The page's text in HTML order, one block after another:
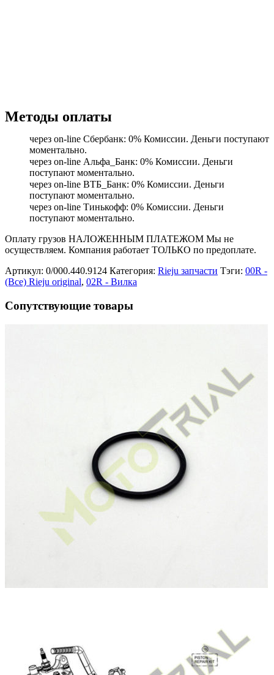
Методы оплаты
через on-line Сбербанк: 0% Комиссии. Деньги поступают
моментально.
через on-line Альфа_Банк: 0% Комиссии. Деньги
поступают моментально.
через on-line ВТБ_Банк: 0% Комиссии. Деньги
поступают моментально.
через on-line Тинькофф: 0% Комиссии. Деньги
поступают моментально.
Оплату грузов НАЛОЖЕННЫМ ПЛАТЕЖОМ Мы не
осуществляем. Компания работает ТОЛЬКО по предоплате.
Артикул: 0/000.440.9124 Категория: Rieju запчасти Тэги: 00R -
(Все) Rieju original, 02R - Вилка
Сопутствующие товары